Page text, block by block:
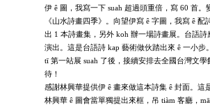
伊 ê 圖，我寫一下 suah 超過頭重倍，寫 60 首。
《山水詩畫四季》。向望伊寫 ê 字圖，我寫 ê 配
出 1 本詩畫集，另外 koh 辦一場詩畫展。台語詩
演出。這是台語詩 kap 藝術做伙踏出來 ê 一小步
tī 第一站展 suah 了後，接續安排去全國台灣文學
待！
感謝林興華提供伊 ê 畫來做這本詩集 ê 封面。這
林興華 ê 圖會當單獨提出來框，吊 tiàm 客廳，